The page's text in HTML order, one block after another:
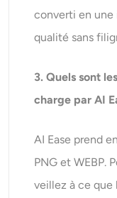
converti en une
qualité sans
3. Quels sont
charge par AI
AI Ease prend
PNG et WEBP.
veillez à ce que